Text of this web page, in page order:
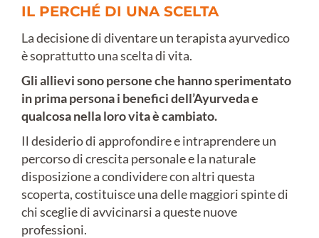
IL PERCHÉ DI UNA SCELTA
La decisione di diventare un terapista ayurvedico
è soprattutto una scelta di vita.
Gli allievi sono persone che hanno sperimentato
in prima persona i benefici dell’Ayurveda e
qualcosa nella loro vita è cambiato.
Il desiderio di approfondire e intraprendere un
percorso di crescita personale e la naturale
disposizione a condividere con altri questa
scoperta, costituisce una delle maggiori spinte di
chi sceglie di avvicinarsi a queste nuove
professioni.